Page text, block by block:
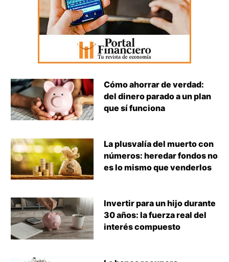
Cómo ahorrar de verdad:
del dinero parado a un plan
que sí funciona
La plusvalía del muerto con
números: heredar fondos no
es lo mismo que venderlos
Invertir para un hijo durante
30 años: la fuerza real del
interés compuesto